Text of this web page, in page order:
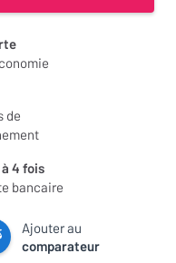
de
4 fois
bancaire
Ajouter au
comparateur